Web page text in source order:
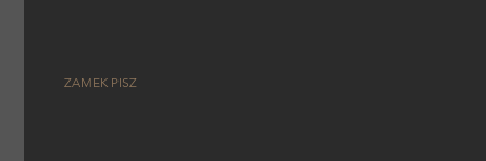
ZAMEK PISZ